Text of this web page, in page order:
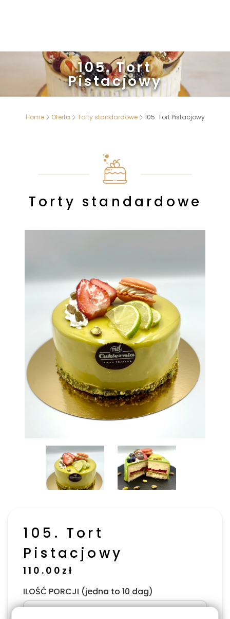
105. Tort
Pistacjowy
Home Oferta Torty standardowe 105. Tort Pistacjowy
Torty standardowe
105. Tort
Pistacjowy
110.00 zł
ILOŚĆ PORCJI (jedna to 10 dag)